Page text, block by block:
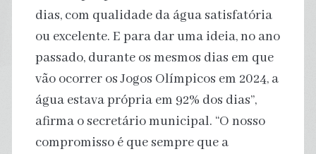
dias, com qualidade da água satisfatória
ou excelente. E para dar uma ideia, no ano
passado, durante os mesmos dias em que
vão ocorrer os Jogos Olímpicos em 2024, a
água estava própria em 92% dos dias”,
afirma o secretário municipal. “O nosso
compromisso é que sempre que a